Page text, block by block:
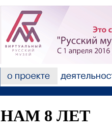
НАМ 8 ЛЕТ